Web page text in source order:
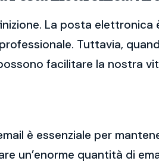
La posta
Tuttavia,
facilitare la nostra
è essenziale per
un’enorme quantità di